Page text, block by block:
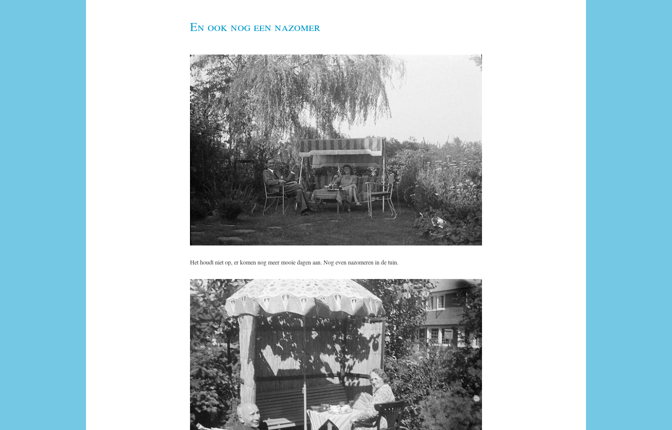
En ook nog een nazomer
Het houdt niet op, er komen nog meer mooie dagen aan. Nog even nazomeren in de tuin.